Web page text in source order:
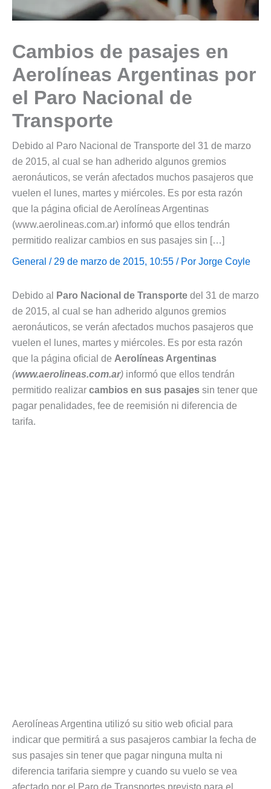
Cambios de pasajes en
Aerolíneas Argentinas por
el Paro Nacional de
Transporte
Debido al Paro Nacional de Transporte del 31 de marzo
de 2015, al cual se han adherido algunos gremios
aeronáuticos, se verán afectados muchos pasajeros que
vuelen el lunes, martes y miércoles. Es por esta razón
que la página oficial de Aerolíneas Argentinas
(www.aerolineas.com.ar) informó que ellos tendrán
permitido realizar cambios en sus pasajes sin […]
General / 29 de marzo de 2015, 10:55 / Por Jorge Coyle
Debido al Paro Nacional de Transporte del 31 de marzo
de 2015, al cual se han adherido algunos gremios
aeronáuticos, se verán afectados muchos pasajeros que
vuelen el lunes, martes y miércoles. Es por esta razón
que la página oficial de Aerolíneas Argentinas
(www.aerolineas.com.ar) informó que ellos tendrán
permitido realizar cambios en sus pasajes sin tener que
pagar penalidades, fee de reemisión ni diferencia de
tarifa.
Aerolíneas Argentina utilizó su sitio web oficial para
indicar que permitirá a sus pasajeros cambiar la fecha de
sus pasajes sin tener que pagar ninguna multa ni
diferencia tarifaria siempre y cuando su vuelo se vea